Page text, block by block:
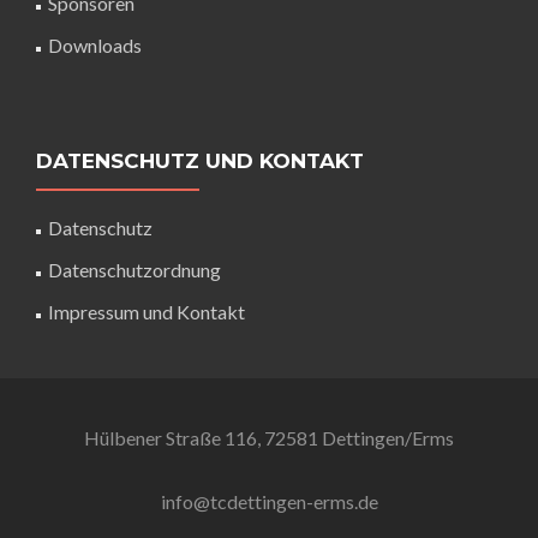
Downloads
DATENSCHUTZ UND KONTAKT
Datenschutz
Datenschutzordnung
Impressum und Kontakt
Hülbener Straße 116, 72581 Dettingen/Erms
info@tcdettingen-erms.de